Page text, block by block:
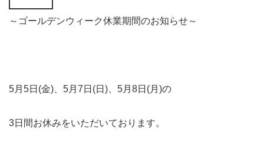
～ゴールデンウィーク休業期間のお知らせ～
5月5日(金)、5月7日(日)、5月8日(月)の
3日間お休みをいただいております。